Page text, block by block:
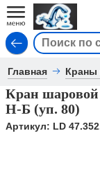
Главная Краны
Кран шаровой
Н-Б (уп. 80)
Артикул: LD